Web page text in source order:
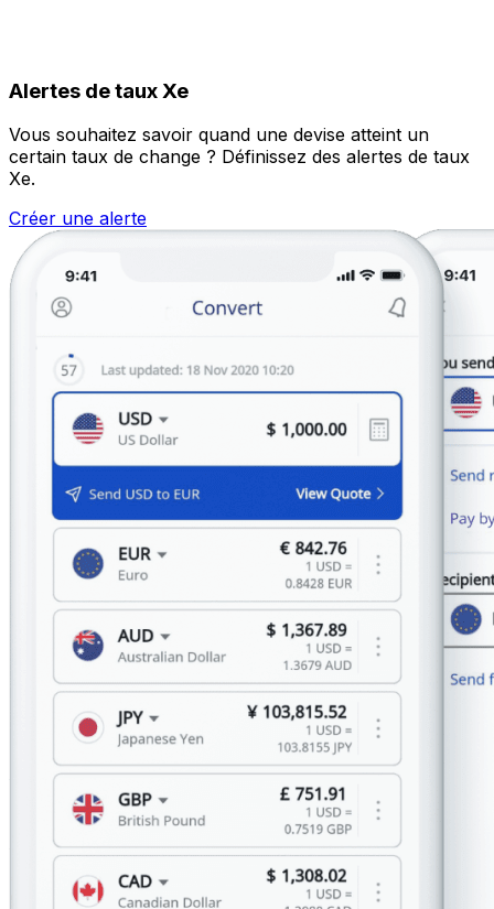
Alertes de taux Xe
Vous souhaitez savoir quand une devise atteint un
certain taux de change ? Définissez des alertes de taux
Xe.
Créer une alerte